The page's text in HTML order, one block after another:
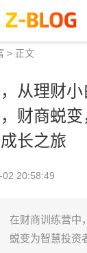
> 正文
从理财
财商蜕变
长之旅
02 20:58:49
在财商训练营中
蜕变为智慧投资